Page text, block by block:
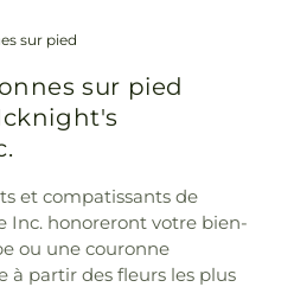
sur pied
sur pied
et compatissants de
Inc. honoreront votre bien-
ou une couronne
à partir des fleurs les plus